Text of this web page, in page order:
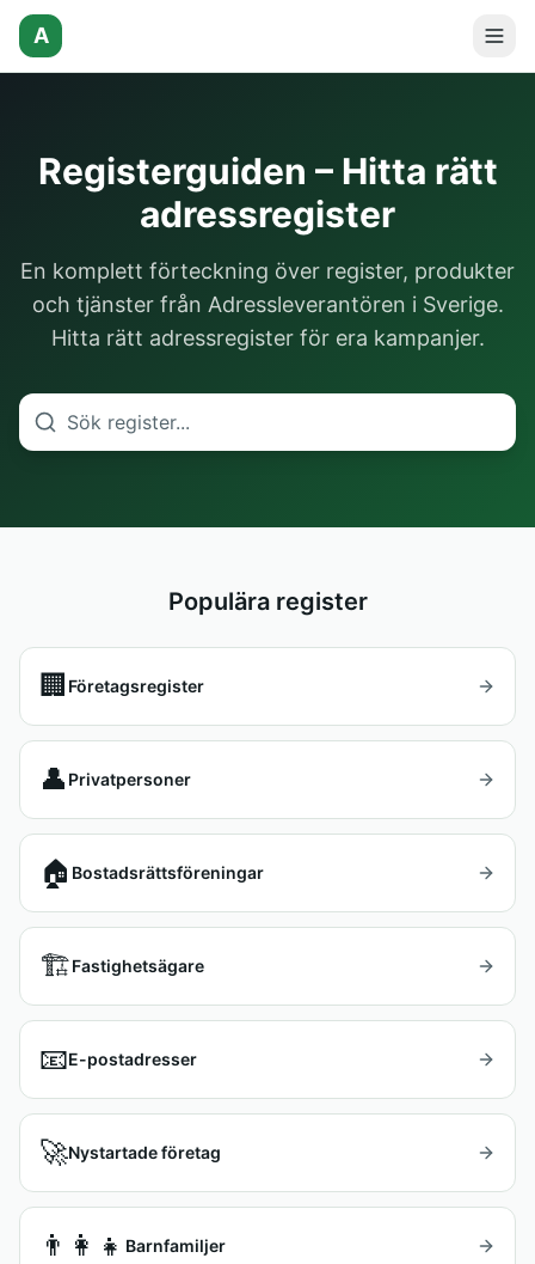
A
Registerguiden – Hitta rätt
adressregister
En komplett förteckning över register, produkter
och tjänster från Adressleverantören i Sverige.
Hitta rätt adressregister för era kampanjer.
Populära register
🏢 Företagsregister
👤 Privatpersoner
🏠 Bostadsrättsföreningar
🏗️Fastighetsägare
📧E-postadresser
🚀Nystartade företag
👨‍👩‍👧 Barnfamiljer